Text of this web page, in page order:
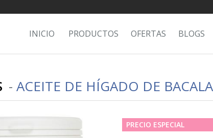
INICIO PRODUCTOS OFERTAS BLOGS
- ACEITE DE HÍGADO DE
PRECIO ESPECIAL